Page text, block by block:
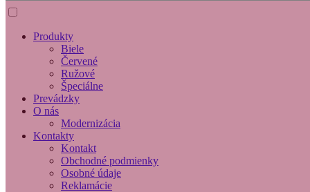
Produkty
Biele
Červené
Ružové
Špeciálne
Prevádzky
O nás
Modernizácia
Kontakty
Kontakt
Obchodné podmienky
Osobné údaje
Reklamácie